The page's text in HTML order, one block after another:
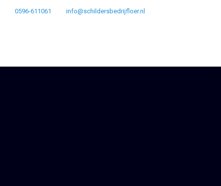
0596-611061 info@schildersbedrijfloer.nl